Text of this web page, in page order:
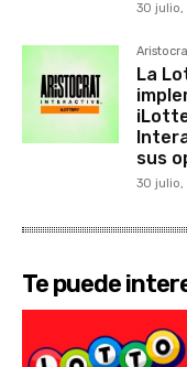
30
La
sus
30
Te puede